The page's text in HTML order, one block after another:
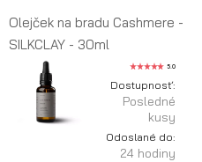
Olejček na bradu Cashmere -
SILKCLAY - 30ml
5.0
Dostupnosť:
Posledné
kusy
Odoslané do:
24 hodiny